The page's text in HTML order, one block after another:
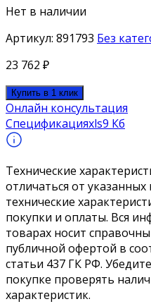
Нет в наличии
Артикул: 891793 Без
23 762 ₽
Купить в 1 клик
Онлайн консультация
Спецификацияxls9 Кб
Технические
отличаться от указанных
технические
покупки и оплаты. Вся
товарах носит
публичной офертой в
статьи 437 ГК РФ.
покупке проверять
характеристик.